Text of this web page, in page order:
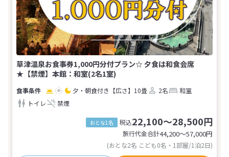
草津温泉お食事券1,000円分付プラン☆ 夕食は和食会席
★【禁煙】本館：和室(2名1室)
夕・朝食付き 【広さ】10畳 2名
和室
トイレ
禁煙
おとな1名 税込22,100～28,500円
旅行代金合計44,200〜57,000円
(おとな2名 こども0名・1部屋/1泊2日)